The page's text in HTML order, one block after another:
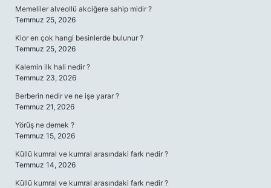
Memeliler alveollü akciğere sahip midir ?
Temmuz 25, 2026
Klor en çok hangi besinlerde bulunur ?
Temmuz 25, 2026
Kalemin ilk hali nedir ?
Temmuz 23, 2026
Berberin nedir ve ne işe yarar ?
Temmuz 21, 2026
Yörüş ne demek ?
Temmuz 15, 2026
Küllü kumral ve kumral arasındaki fark nedir ?
Temmuz 14, 2026
Küllü kumral ve kumral arasındaki fark nedir ?